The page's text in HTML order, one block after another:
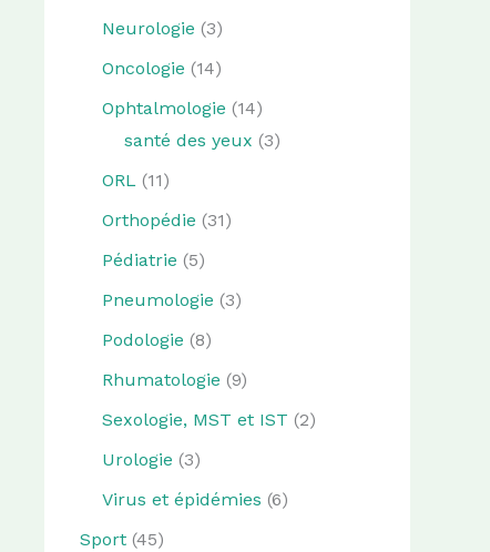
Neurologie (3)
Oncologie (14)
Ophtalmologie (14)
santé des yeux (3)
ORL (11)
Orthopédie (31)
Pédiatrie (5)
Pneumologie (3)
Podologie (8)
Rhumatologie (9)
Sexologie, MST et IST (2)
Urologie (3)
Virus et épidémies (6)
Sport (45)